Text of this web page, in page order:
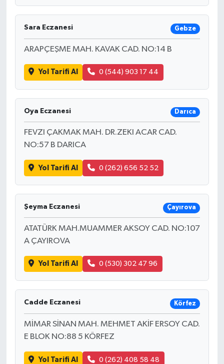
Sara Eczanesi Gebze
ARAPÇEŞME MAH. KAVAK CAD. NO:14 B
Yol Tarifi Al 0 (544) 903 17 44
Oya Eczanesi Darıca
FEVZI ÇAKMAK MAH. DR.ZEKI ACAR CAD.
NO:57 B DARICA
Yol Tarifi Al 0 (262) 656 52 52
Şeyma Eczanesi Çayırova
ATATÜRK MAH.MUAMMER AKSOY CAD. NO:107
A ÇAYIROVA
Yol Tarifi Al 0 (530) 302 47 96
Cadde Eczanesi Körfez
MİMAR SİNAN MAH. MEHMET AKİF ERSOY CAD.
E BLOK NO:88 5 KÖRFEZ
Yol Tarifi Al 0 (262) 408 58 48